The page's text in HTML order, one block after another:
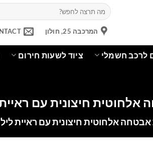
חיפוש
עבור:
המרכבה 25, חולון
לרכב חשמלי ציוד לשעות חירום
חיצונית עם
אלחוטית חיצונית עם ראיית